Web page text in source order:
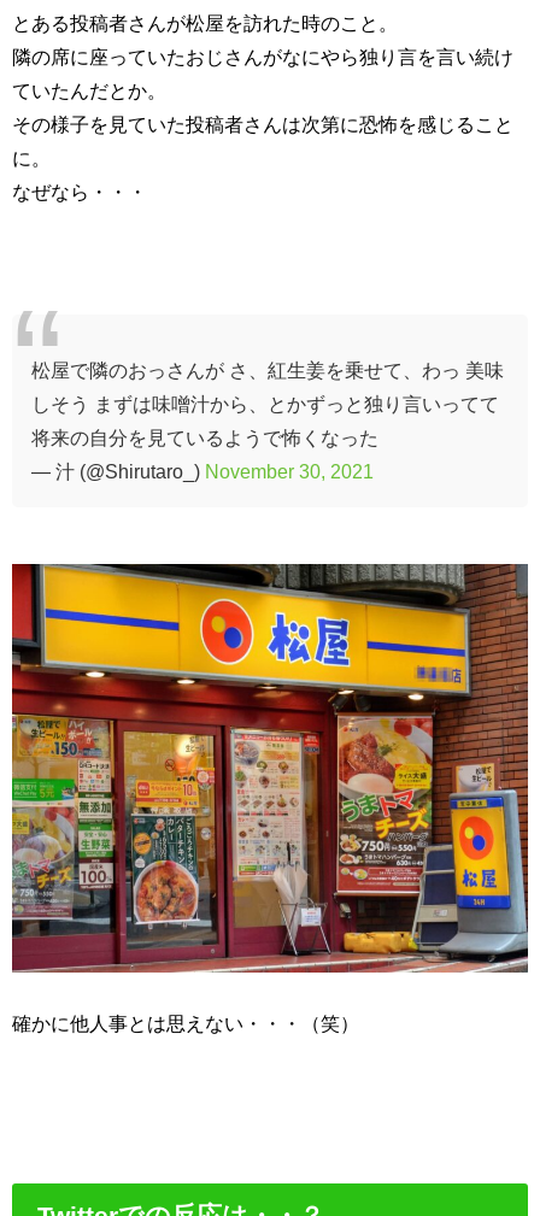
とある投稿者さんが松屋を訪れた時のこと。
隣の席に座っていたおじさんがなにやら独り言を言い続け
ていたんだとか。
その様子を見ていた投稿者さんは次第に恐怖を感じること
に。
なぜなら・・・
松屋で隣のおっさんが さ、紅生姜を乗せて、わっ 美味
しそう まずは味噌汁から、とかずっと独り言いってて
将来の自分を見ているようで怖くなった
— 汁 (@Shirutaro_) November 30, 2021
確かに他人事とは思えない・・・（笑）